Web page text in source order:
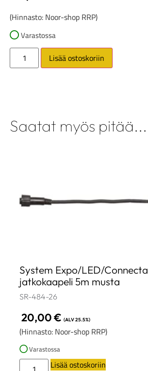
(Hinnasto: Noor-shop RRP)
Varastossa
Lisää ostoskoriin
Saatat myös pitää...
System Expo/LED/Connecta
jatkokaapeli 5m musta
SR-484-26
20,00€ (ALV 25.5%)
(Hinnasto: Noor-shop RRP)
Varastossa
Lisää ostoskoriin